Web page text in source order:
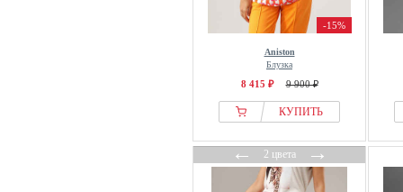
-15%
Aniston
Блузка
8 415 ₽ 9 900 ₽
КУПИТЬ
←2 цвета→